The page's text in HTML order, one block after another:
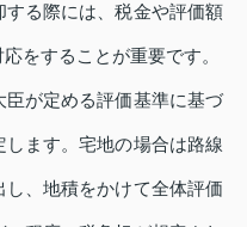
る際には、税金や評価額
をすることが重要です。
臣が定める評価基準に基づ
ます。宅地の場合は路線
、地積をかけて全体評価